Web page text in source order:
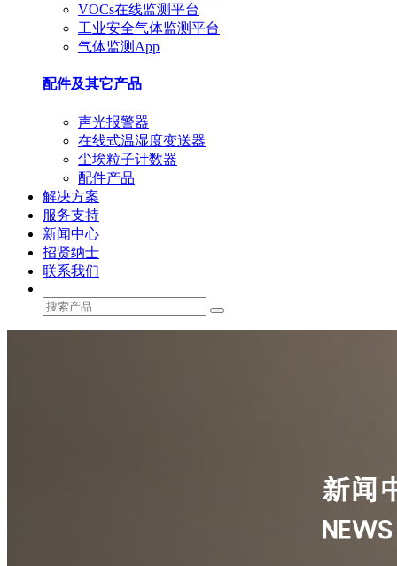
VOCs在线监测平台
工业安全气体监测平台
气体监测App
配件及其它产品
声光报警器
在线式温湿度变送器
尘埃粒子计数器
配件产品
解决方案
服务支持
新闻中心
招贤纳士
联系我们